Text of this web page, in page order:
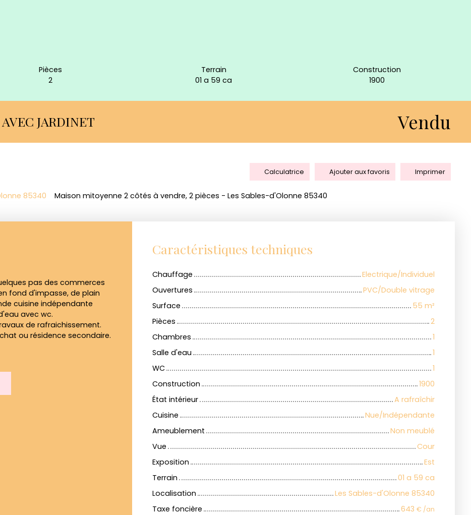
Pièces
2
Terrain
01 a 59 ca
Construction
1900
JARDINET Vendu
Calculatrice Ajouter aux favoris Imprimer
85340 Maison mitoyenne 2 côtés à vendre, 2 pièces - Les Sables-d'Olonne 85340
pas des commerces
fond d'impasse, de plain
cuisine indépendante
avec wc.
de rafraichissement.
ou résidence secondaire.
Caractéristiques techniques
Chauffage
Electrique/Individuel
Ouvertures
PVC/Double vitrage
Surface
55 m²
Pièces
2
Chambres
1
Salle d'eau
1
WC
1
Construction
1900
État intérieur
A rafraîchir
Cuisine
Nue/Indépendante
Ameublement
Non meublé
Vue
Cour
Exposition
Est
Terrain
01 a 59 ca
Localisation
Les Sables-d'Olonne 85340
Taxe foncière
643 € /an